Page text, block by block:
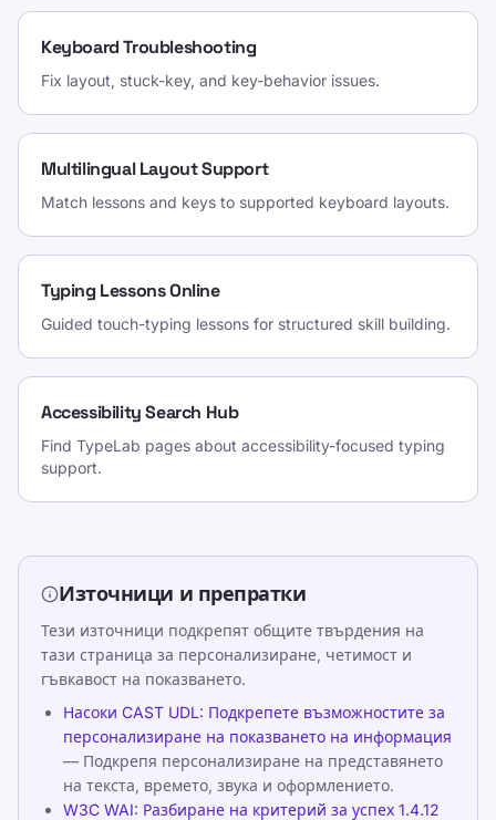
Keyboard Troubleshooting
Fix layout, stuck-key, and key-behavior issues.
Multilingual Layout Support
Match lessons and keys to supported keyboard layouts.
Typing Lessons Online
Guided touch-typing lessons for structured skill building.
Accessibility Search Hub
Find TypeLab pages about accessibility-focused typing
support.
Източници и препратки
Тези източници подкрепят общите твърдения на
тази страница за персонализиране, четимост и
гъвкавост на показването.
Насоки CAST UDL: Подкрепете възможностите за
персонализиране на показването на информация
— Подкрепя персонализиране на представянето
на текста, времето, звука и оформлението.
W3C WAI: Разбиране на критерий за успех 1.4.12